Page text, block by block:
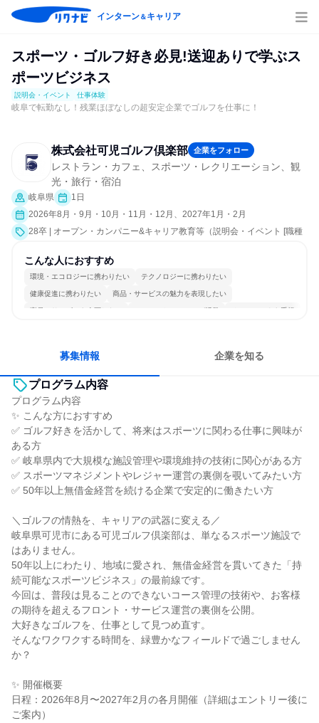
インターン＆キャリア
スポーツ・ゴルフ好き必見!送迎ありで学ぶス
ポーツビジネス
説明会・イベント 仕事体験
岐阜で転勤なし！残業ほぼなしの超安定企業でゴルフを仕事に！
株式会社可児ゴルフ倶楽部 企業をフォロー
レストラン・カフェ、スポーツ・レクリエーション、観
光・旅行・宿泊
岐阜県
1日
2026年8月・9月・10月・11月・12月、2027年1月・2月
28卒 | オープン・カンパニー&キャリア教育等（説明会・イベント [職種
究]、仕事体験）
こんな人におすすめ
環境・エコロジーに携わりたい テクノロジーに携わりたい
健康促進に携わりたい 商品・サービスの魅力を表現したい
商品・サービスを企画したい コミュニケーションが活発 チームワークを重視
募集情報 企業を知る
プログラム内容
プログラム内容
✨ こんな方におすすめ
✅ ゴルフ好きを活かして、将来はスポーツに関わる仕事に興味が
ある方
✅ 岐阜県内で大規模な施設管理や環境維持の技術に関心がある方
✅ スポーツマネジメントやレジャー運営の裏側を覗いてみたい方
✅ 50年以上無借金経営を続ける企業で安定的に働きたい方
＼ゴルフの情熱を、キャリアの武器に変える／
岐阜県可児市にある可児ゴルフ倶楽部は、単なるスポーツ施設で
はありません。
50年以上にわたり、地域に愛され、無借金経営を貫いてきた「持
続可能なスポーツビジネス」の最前線です。
今回は、普段は見ることのできないコース管理の技術や、お客様
の期待を超えるフロント・サービス運営の裏側を公開。
大好きなゴルフを、仕事として見つめ直す。
そんなワクワクする時間を、緑豊かなフィールドで過ごしません
か？
✨ 開催概要
日程：2026年8月〜2027年2月の各月開催（詳細はエントリー後に
ご案内）